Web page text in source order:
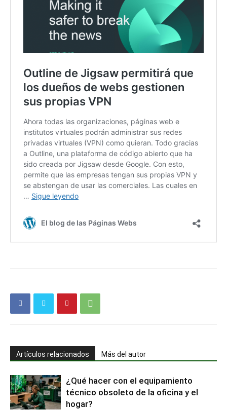
Artículos relacionados Más del autor
¿Qué hacer con el equipamiento
técnico obsoleto de la oficina y el
hogar?